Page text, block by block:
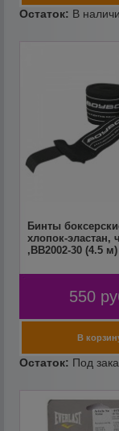
Бинты
хлопок-эластан,
,BB2002-30 (4.5
550